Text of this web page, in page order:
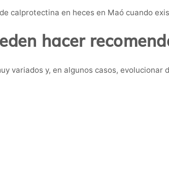
calprotectina en heces en Maó cuando
hacer
variados y, en algunos casos, evolucionar